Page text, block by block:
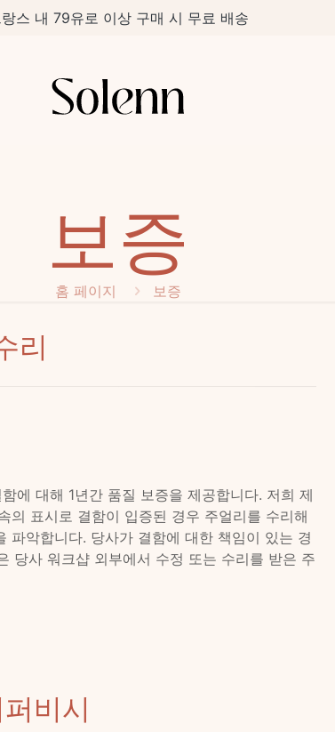
스 내 79유로 이상 구매 시 무료 배송
보증
홈 페이지 보증
리
에 대해 1년간 품질 보증을 제공합니다. 저희 제
의 표시로 결함이 입증된 경우 주얼리를 수리해
파악합니다. 당사가 결함에 대한 책임이 있는 경
당사 워크샵 외부에서 수정 또는 수리를 받은 주
비시